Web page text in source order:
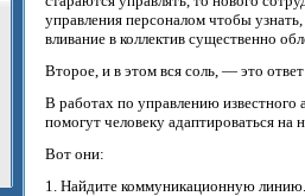
управления персоналом чтобы
вливание в коллектив существенно
Второе, и в этом вся соль, — это
В работах по управлению известного
помогут человеку адаптироваться
Вот они:
1. Найдите коммуникационную линию.